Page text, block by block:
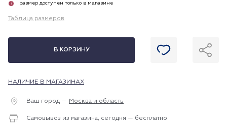
i размер доступен только в магазине
Таблица размеров
В КОРЗИНУ
НАЛИЧИЕ В МАГАЗИНАХ
Ваш город — Москва и область
Самовывоз из магазина, сегодня — бесплатно